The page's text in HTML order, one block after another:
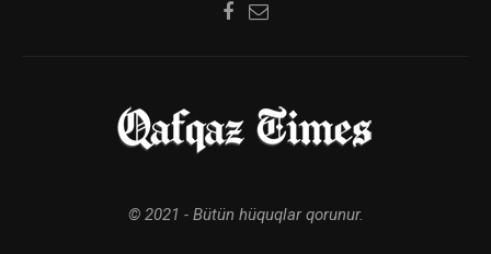
© 2021 - Bütün hüquqlar qorunur.